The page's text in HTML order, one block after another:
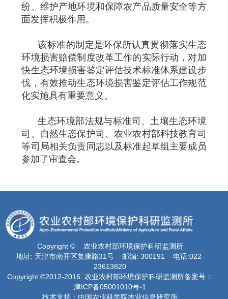
纷、维护产地环境和保障农产品质量安全等方
面发挥积极作用。
该标准的制定是环保所认真贯彻落实生态
环境损害赔偿制度改革工作的实际行动，对加
快生态环境损害鉴定评估技术标准体系建设步
伐，有效推动生态环境损害鉴定评估工作规范
化实施具有重要意义。
生态环境部法规与标准司、土壤生态环境
司、自然生态保护司、农业农村部科技教育司
等司局相关负责同志以及标准起草组主要成员
参加了审查会。
Copyright © 农业农村部环境保护科研监测所
地址: 天津市南开区复康路31号 邮编: 300191 电话:022-
23613820
Copyright ©2012-2016 农业农村部环境保护科研监测所备案号：
津ICP备05001010号-1
技术支持：中国农业科学院农业信息研究所